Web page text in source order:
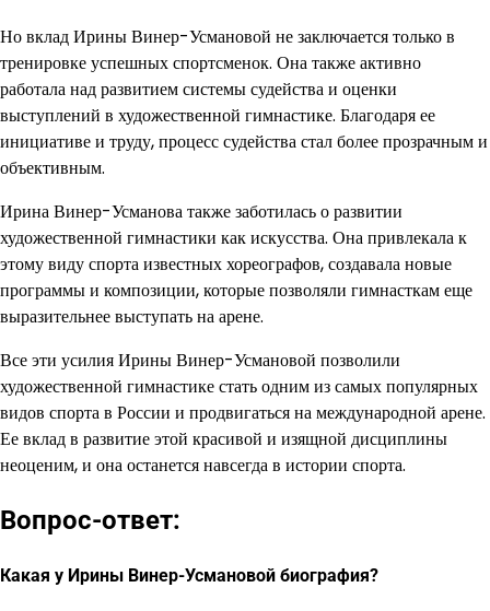
Но вклад Ирины Винер-Усмановой не заключается только в
тренировке успешных спортсменок. Она также активно
работала над развитием системы судейства и оценки
выступлений в художественной гимнастике. Благодаря ее
инициативе и труду, процесс судейства стал более прозрачным и
объективным.
Ирина Винер-Усманова также заботилась о развитии
художественной гимнастики как искусства. Она привлекала к
этому виду спорта известных хореографов, создавала новые
программы и композиции, которые позволяли гимнасткам еще
выразительнее выступать на арене.
Все эти усилия Ирины Винер-Усмановой позволили
художественной гимнастике стать одним из самых популярных
видов спорта в России и продвигаться на международной арене.
Ее вклад в развитие этой красивой и изящной дисциплины
неоценим, и она останется навсегда в истории спорта.
Вопрос-ответ:
Какая у Ирины Винер-Усмановой биография?